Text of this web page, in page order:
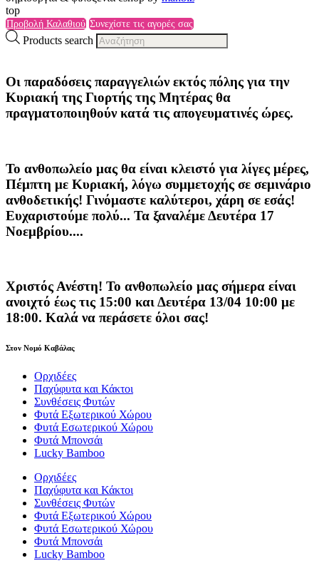
top
Προβολή Καλαθιού Συνεχίστε τις αγορές σας
Products search
Οι παραδόσεις παραγγελιώνεκτός πόλης για την
Κυριακή της Γιορτής της Μητέρας θα
πραγματοποιηθούν κατά τις απογευματινές ώρες.
Το ανθοπωλείο μας θα είναι κλειστό για λίγες μέρες,
Πέμπτη με Κυριακή, λόγω συμμετοχής σε σεμινάριο
ανθοδετικής! Γινόμαστε καλύτεροι, χάρη σε εσάς!
Ευχαριστούμε πολύ... Τα ξαναλέμε Δευτέρα 17
Νοεμβρίου....
Χριστός Ανέστη! Το ανθοπωλείο μας σήμερα είναι
ανοιχτό έως τις 15:00 και Δευτέρα 13/04 10:00 με
18:00. Καλά να περάσετε όλοι σας!
Στον Νομό Καβάλας
Ορχιδέες
Παχύφυτα και Κάκτοι
Συνθέσεις Φυτών
Φυτά Εξωτερικού Χώρου
Φυτά Εσωτερικού Χώρου
Φυτά Μπονσάι
Lucky Bamboo
Ορχιδέες
Παχύφυτα και Κάκτοι
Συνθέσεις Φυτών
Φυτά Εξωτερικού Χώρου
Φυτά Εσωτερικού Χώρου
Φυτά Μπονσάι
Lucky Bamboo